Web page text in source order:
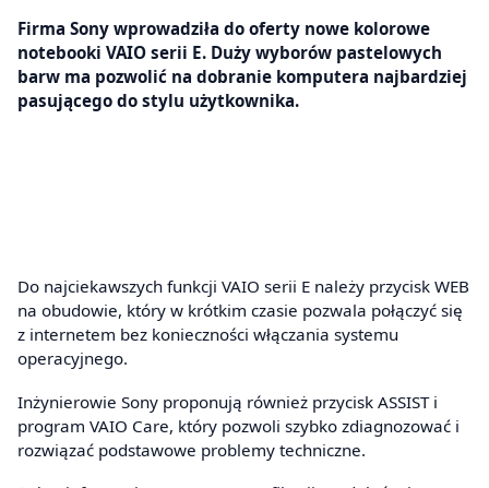
Firma Sony wprowadziła do oferty nowe kolorowe
notebooki VAIO serii E. Duży wyborów pastelowych
barw ma pozwolić na dobranie komputera najbardziej
pasującego do stylu użytkownika.
Do najciekawszych funkcji VAIO serii E należy przycisk WEB
na obudowie, który w krótkim czasie pozwala połączyć się
z internetem bez konieczności włączania systemu
operacyjnego.
Inżynierowie Sony proponują również przycisk ASSIST i
program VAIO Care, który pozwoli szybko zdiagnozować i
rozwiązać podstawowe problemy techniczne.